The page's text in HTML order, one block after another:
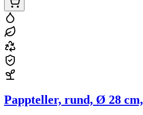
Pappteller, rund, Ø 28 cm,